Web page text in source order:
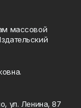
массовой
ул. Ленина, 87